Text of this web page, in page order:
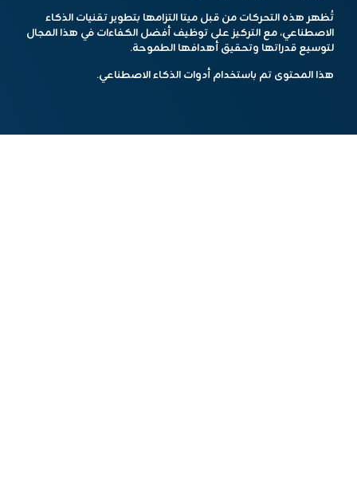
تُظهر هذه التحركات من قبل ميتا التزامها بتطوير تقنيات الذكاء
الاصطناعي، مع التركيز على توظيف أفضل الكفاءات في هذا المجال
لتوسيع قدراتها وتحقيق أهدافها الطموحة.
هذا المحتوى تم باستخدام أدوات الذكاء الاصطناعي.